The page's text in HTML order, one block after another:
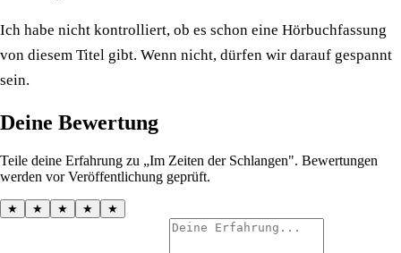
Ich habe nicht kontrolliert, ob es schon eine Hörbuchfassung
von diesem Titel gibt. Wenn nicht, dürfen wir darauf gespannt
sein.
Deine Bewertung
Teile deine Erfahrung zu „Im Zeiten der Schlangen". Bewertungen
werden vor Veröffentlichung geprüft.
★ ★ ★ ★ ★